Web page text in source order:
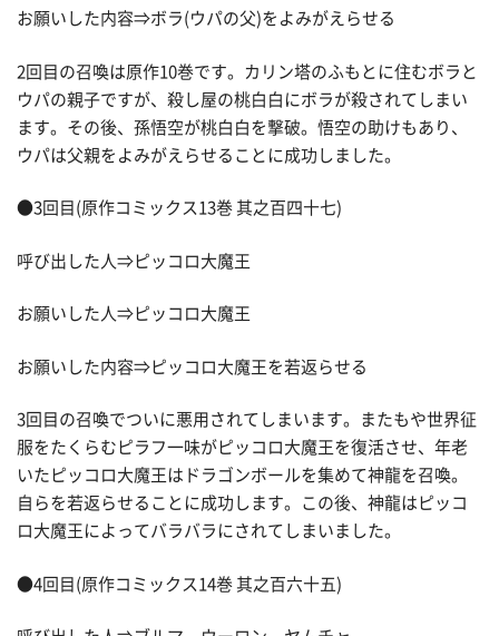
お願いした内容⇒ボラ(ウパの父)をよみがえらせる
2回目の召喚は原作10巻です。カリン塔のふもとに住むボラと
ウパの親子ですが、殺し屋の桃白白にボラが殺されてしまい
ます。その後、孫悟空が桃白白を撃破。悟空の助けもあり、
ウパは父親をよみがえらせることに成功しました。
●3回目(原作コミックス13巻 其之百四十七)
呼び出した人⇒ピッコロ大魔王
お願いした人⇒ピッコロ大魔王
お願いした内容⇒ピッコロ大魔王を若返らせる
3回目の召喚でついに悪用されてしまいます。またもや世界征
服をたくらむピラフ一味がピッコロ大魔王を復活させ、年老
いたピッコロ大魔王はドラゴンボールを集めて神龍を召喚。
自らを若返らせることに成功します。この後、神龍はピッコ
ロ大魔王によってバラバラにされてしまいました。
●4回目(原作コミックス14巻 其之百六十五)